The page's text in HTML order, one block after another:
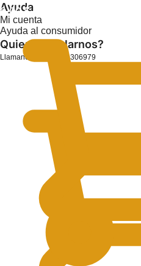
0.00$
Ayuda
Mi cuenta
Ayuda al consumidor
Quieres hablarnos?
Llamanos: +54 11-60306979